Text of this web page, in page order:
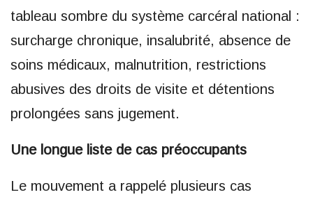
tableau sombre du système carcéral national :
surcharge chronique, insalubrité, absence de
soins médicaux, malnutrition, restrictions
abusives des droits de visite et détentions
prolongées sans jugement.
Une longue liste de cas préoccupants
Le mouvement a rappelé plusieurs cas